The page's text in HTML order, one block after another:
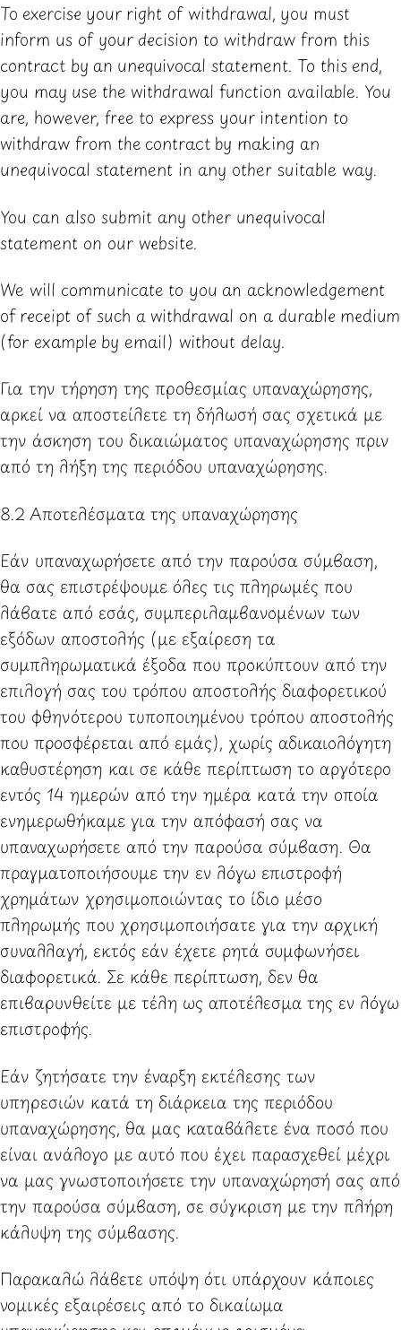
To exercise your right of withdrawal, you must
inform us of your decision to withdraw from this
contract by an unequivocal statement. To this end,
you may use the withdrawal function available. You
are, however, free to express your intention to
withdraw from the contract by making an
unequivocal statement in any other suitable way.
You can also submit any other unequivocal
statement on our website.
We will communicate to you an acknowledgement
of receipt of such a withdrawal on a durable medium
(for example by email) without delay.
Για την τήρηση της προθεσμίας υπαναχώρησης,
αρκεί να αποστείλετε τη δήλωσή σας σχετικά με
την άσκηση του δικαιώματος υπαναχώρησης πριν
από τη λήξη της περιόδου υπαναχώρησης.
8.2 Αποτελέσματα της υπαναχώρησης
Εάν υπαναχωρήσετε από την παρούσα σύμβαση,
θα σας επιστρέψουμε όλες τις πληρωμές που
λάβατε από εσάς, συμπεριλαμβανομένων των
εξόδων αποστολής (με εξαίρεση τα
συμπληρωματικά έξοδα που προκύπτουν από την
επιλογή σας του τρόπου αποστολής διαφορετικού
του φθηνότερου τυποποιημένου τρόπου αποστολής
που προσφέρεται από εμάς), χωρίς αδικαιολόγητη
καθυστέρηση και σε κάθε περίπτωση το αργότερο
εντός 14 ημερών από την ημέρα κατά την οποία
ενημερωθήκαμε για την απόφασή σας να
υπαναχωρήσετε από την παρούσα σύμβαση. Θα
πραγματοποιήσουμε την εν λόγω επιστροφή
χρημάτων χρησιμοποιώντας το ίδιο μέσο
πληρωμής που χρησιμοποιήσατε για την αρχική
συναλλαγή, εκτός εάν έχετε ρητά συμφωνήσει
διαφορετικά. Σε κάθε περίπτωση, δεν θα
επιβαρυνθείτε με τέλη ως αποτέλεσμα της εν λόγω
επιστροφής.
Εάν ζητήσατε την έναρξη εκτέλεσης των
υπηρεσιών κατά τη διάρκεια της περιόδου
υπαναχώρησης, θα μας καταβάλετε ένα ποσό που
είναι ανάλογο με αυτό που έχει παρασχεθεί μέχρι
να μας γνωστοποιήσετε την υπαναχώρησή σας από
την παρούσα σύμβαση, σε σύγκριση με την πλήρη
κάλυψη της σύμβασης.
Παρακαλώ λάβετε υπόψη ότι υπάρχουν κάποιες
νομικές εξαιρέσεις από το δικαίωμα